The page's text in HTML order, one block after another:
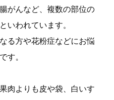
がんなど、複数の部位の
いわれています。
る方や花粉症などにお悩
す。
肉よりも皮や袋、白いす